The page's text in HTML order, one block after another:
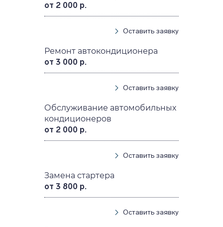
от 2 000 р.
Оставить заявку
Ремонт автокондиционера
от 3 000 р.
Оставить заявку
Обслуживание автомобильных
кондиционеров
от 2 000 р.
Оставить заявку
Замена стартера
от 3 800 р.
Оставить заявку